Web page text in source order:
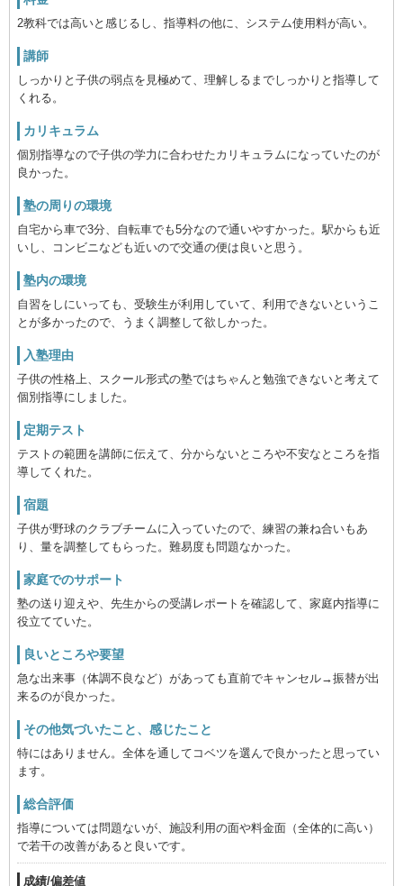
2教科では高いと感じるし、指導料の他に、システム使用料が高い。
講師
しっかりと子供の弱点を見極めて、理解しるまでしっかりと指導して
くれる。
カリキュラム
個別指導なので子供の学力に合わせたカリキュラムになっていたのが
良かった。
塾の周りの環境
自宅から車で3分、自転車でも5分なので通いやすかった。駅からも近
いし、コンビニなども近いので交通の便は良いと思う。
塾内の環境
自習をしにいっても、受験生が利用していて、利用できないというこ
とが多かったので、うまく調整して欲しかった。
入塾理由
子供の性格上、スクール形式の塾ではちゃんと勉強できないと考えて
個別指導にしました。
定期テスト
テストの範囲を講師に伝えて、分からないところや不安なところを指
導してくれた。
宿題
子供が野球のクラブチームに入っていたので、練習の兼ね合いもあ
り、量を調整してもらった。難易度も問題なかった。
家庭でのサポート
塾の送り迎えや、先生からの受講レポートを確認して、家庭内指導に
役立てていた。
良いところや要望
急な出来事（体調不良など）があっても直前でキャンセル→振替が出
来るのが良かった。
その他気づいたこと、感じたこと
特にはありません。全体を通してコベツを選んで良かったと思ってい
ます。
総合評価
指導については問題ないが、施設利用の面や料金面（全体的に高い）
で若干の改善があると良いです。
成績/偏差値